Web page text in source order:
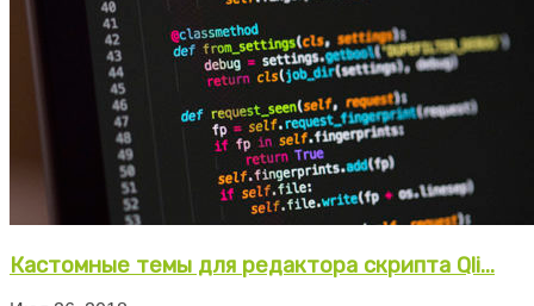
Кастомные темы для редактора скрипта Qli...